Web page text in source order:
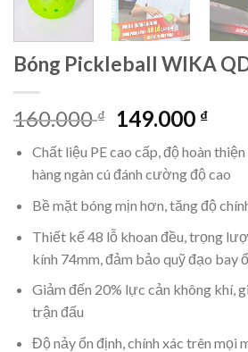
Bóng Pickleball WIKA
160.000₫
Giá
gốc
là:
160.000 ₫.
149.000 ₫Giá
hiện
tại
là:
Chất liệu PE cao cấp, độ hoàn
hàng ngàn cú đánh cường độ cao
Bề mặt bóng mịn hơn, tăng độ
Thiết kế 48 lỗ khoan đều, trọng
kính 74mm, đảm bảo quỹ đạo bay
Giảm đến 20% lực cản không khí,
trận đấu
Độ nảy ổn định, chính xác trên mọi